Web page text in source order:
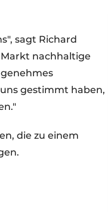
sagt Richard
Markt nachhaltige
gestimmt haben,
die zu einem